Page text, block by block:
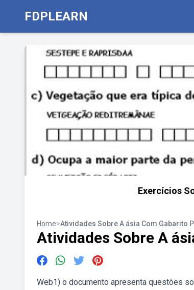
FDPLEARN
Exercícios
Home>Atividades Sobre A ásia Com Gabarito
Atividades Sobre A
Web1) o documento apresenta questões